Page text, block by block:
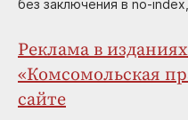
без заключения в no-
Реклама в
«Комсомольская
сайте